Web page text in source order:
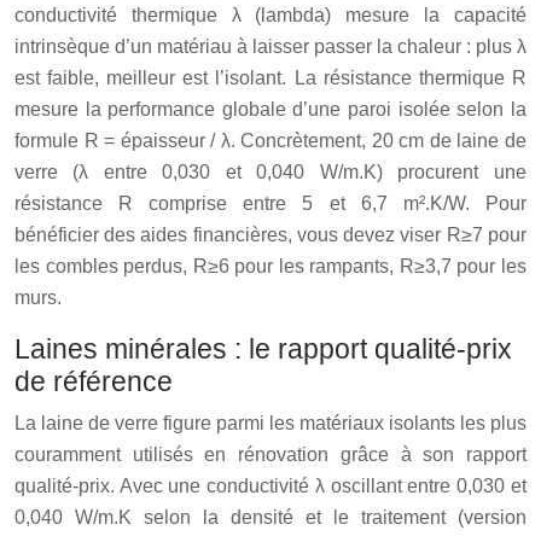
conductivité thermique λ (lambda) mesure la capacité
intrinsèque d’un matériau à laisser passer la chaleur : plus λ
est faible, meilleur est l’isolant. La résistance thermique R
mesure la performance globale d’une paroi isolée selon la
formule R = épaisseur / λ. Concrètement, 20 cm de laine de
verre (λ entre 0,030 et 0,040 W/m.K) procurent une
résistance R comprise entre 5 et 6,7 m².K/W. Pour
bénéficier des aides financières, vous devez viser R≥7 pour
les combles perdus, R≥6 pour les rampants, R≥3,7 pour les
murs.
Laines minérales : le rapport qualité-prix
de référence
La laine de verre figure parmi les matériaux isolants les plus
couramment utilisés en rénovation grâce à son rapport
qualité-prix. Avec une conductivité λ oscillant entre 0,030 et
0,040 W/m.K selon la densité et le traitement (version